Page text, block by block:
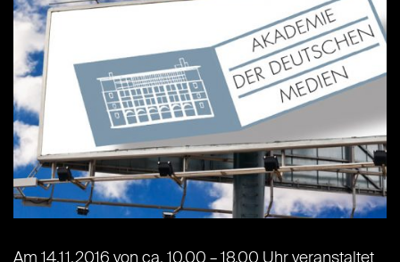
Am 14.11.2016 von ca. 10.00 – 18.00 Uhr veranstaltet